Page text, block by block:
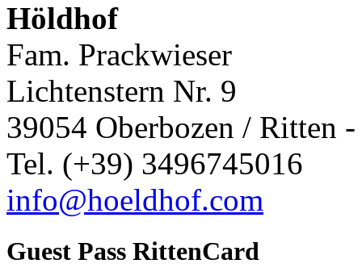
Höldhof
Fam. Prackwieser
Lichtenstern Nr. 9
39054 Oberbozen / Ritten
Tel. (+39) 3496745016
info@hoeldhof.com
Guest Pass RittenCard